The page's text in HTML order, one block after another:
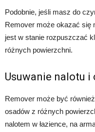
Podobnie, jeśli masz do
Remover może okazać się
jest w stanie rozpuszczać
różnych powierzchni.
Usuwanie nalotu i
Remover może być
osadów z różnych
nalotem w łazience, na